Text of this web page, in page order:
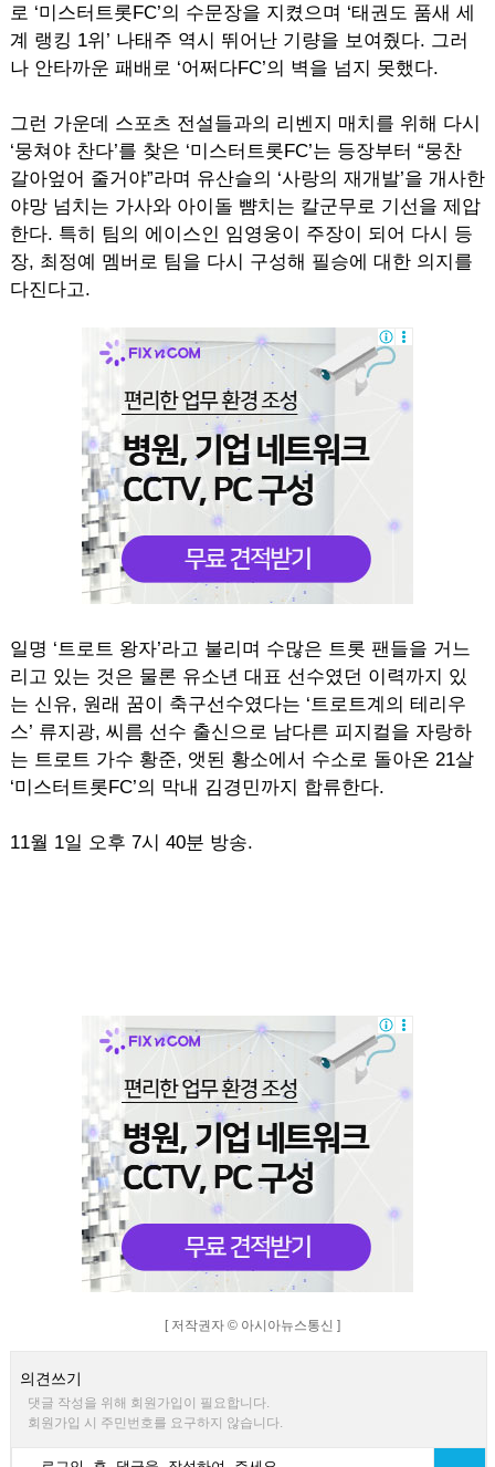
로 ‘미스터트롯FC’의 수문장을 지켰으며 ‘태권도 품새 세
계 랭킹 1위’ 나태주 역시 뛰어난 기량을 보여줬다. 그러
나 안타까운 패배로 ‘어쩌다FC’의 벽을 넘지 못했다.
그런 가운데 스포츠 전설들과의 리벤지 매치를 위해 다시
‘뭉쳐야 찬다’를 찾은 ‘미스터트롯FC’는 등장부터 “뭉찬
갈아엎어 줄거야”라며 유산슬의 ‘사랑의 재개발’을 개사한
야망 넘치는 가사와 아이돌 뺨치는 칼군무로 기선을 제압
한다. 특히 팀의 에이스인 임영웅이 주장이 되어 다시 등
장, 최정예 멤버로 팀을 다시 구성해 필승에 대한 의지를
다진다고.
일명 ‘트로트 왕자’라고 불리며 수많은 트롯 팬들을 거느
리고 있는 것은 물론 유소년 대표 선수였던 이력까지 있
는 신유, 원래 꿈이 축구선수였다는 ‘트로트계의 테리우
스’ 류지광, 씨름 선수 출신으로 남다른 피지컬을 자랑하
는 트로트 가수 황준, 앳된 황소에서 수소로 돌아온 21살
‘미스터트롯FC’의 막내 김경민까지 합류한다.
11월 1일 오후 7시 40분 방송.
[ 저작권자 © 아시아뉴스통신 ]
의견쓰기
댓글 작성을 위해 회원가입이 필요합니다.
회원가입 시 주민번호를 요구하지 않습니다.